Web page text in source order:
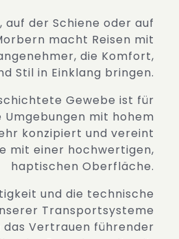
auf der Schiene oder auf
macht Reisen mit
die Komfort,
Stil in Einklang bringen.
Gewebe ist für
mit hohem
konzipiert und vereint
mit einer hochwertigen,
haptischen Oberfläche.
und die technische
Transportsysteme
das Vertrauen führender